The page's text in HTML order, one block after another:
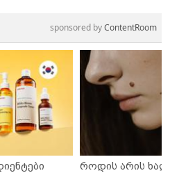
sponsored byContentRoom
როდის არის